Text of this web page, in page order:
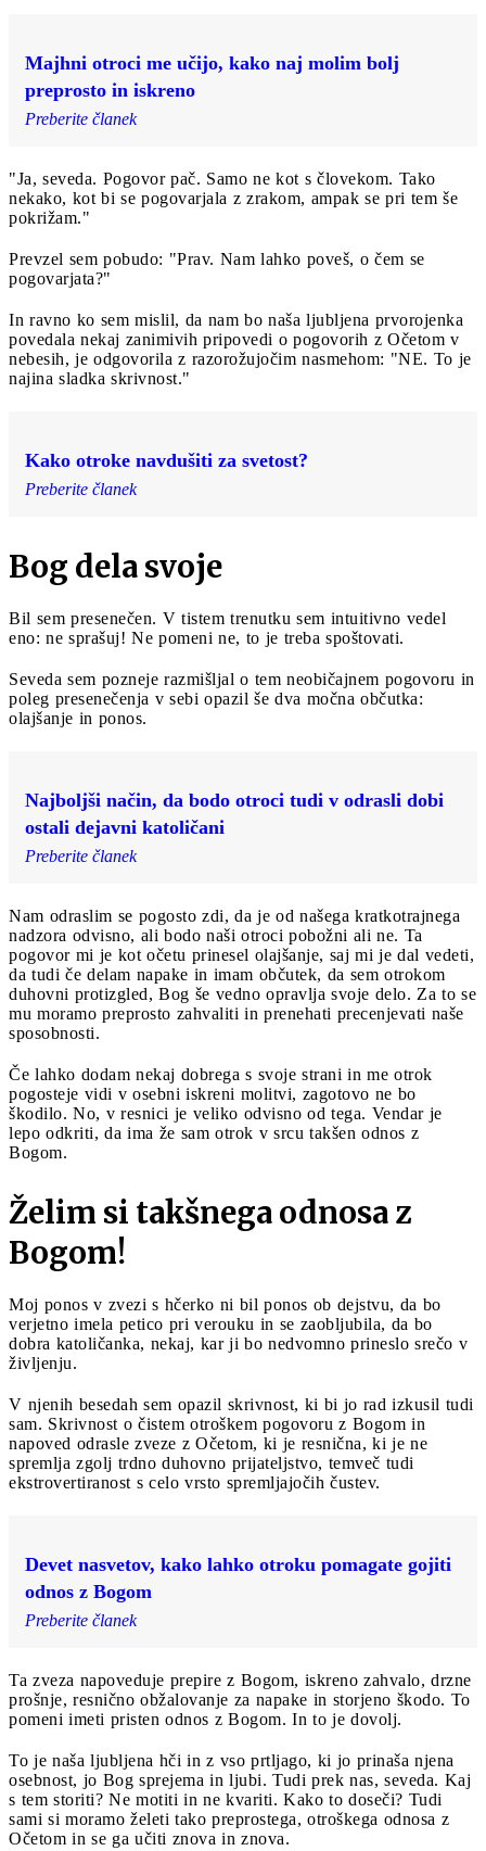
Majhni otroci me učijo, kako naj molim bolj
preprosto in iskreno
Preberite članek
"Ja, seveda. Pogovor pač. Samo ne kot s človekom. Tako
nekako, kot bi se pogovarjala z zrakom, ampak se pri tem še
pokrižam."
Prevzel sem pobudo: "Prav. Nam lahko poveš, o čem se
pogovarjata?"
In ravno ko sem mislil, da nam bo naša ljubljena prvorojenka
povedala nekaj zanimivih pripovedi o pogovorih z Očetom v
nebesih, je odgovorila z razorožujočim nasmehom: "NE. To je
najina sladka skrivnost."
Kako otroke navdušiti za svetost?
Preberite članek
Bog dela svoje
Bil sem presenečen. V tistem trenutku sem intuitivno vedel
eno: ne sprašuj! Ne pomeni ne, to je treba spoštovati.
Seveda sem pozneje razmišljal o tem neobičajnem pogovoru in
poleg presenečenja v sebi opazil še dva močna občutka:
olajšanje in ponos.
Najboljši način, da bodo otroci tudi v odrasli dobi
ostali dejavni katoličani
Preberite članek
Nam odraslim se pogosto zdi, da je od našega kratkotrajnega
nadzora odvisno, ali bodo naši otroci pobožni ali ne. Ta
pogovor mi je kot očetu prinesel olajšanje, saj mi je dal vedeti,
da tudi če delam napake in imam občutek, da sem otrokom
duhovni protizgled, Bog še vedno opravlja svoje delo. Za to se
mu moramo preprosto zahvaliti in prenehati precenjevati naše
sposobnosti.
Če lahko dodam nekaj dobrega s svoje strani in me otrok
pogosteje vidi v osebni iskreni molitvi, zagotovo ne bo
škodilo. No, v resnici je veliko odvisno od tega. Vendar je
lepo odkriti, da ima že sam otrok v srcu takšen odnos z
Bogom.
Želim si takšnega odnosa z
Bogom!
Moj ponos v zvezi s hčerko ni bil ponos ob dejstvu, da bo
verjetno imela petico pri verouku in se zaobljubila, da bo
dobra katoličanka, nekaj, kar ji bo nedvomno prineslo srečo v
življenju.
V njenih besedah sem opazil skrivnost, ki bi jo rad izkusil tudi
sam. Skrivnost o čistem otroškem pogovoru z Bogom in
napoved odrasle zveze z Očetom, ki je resnična, ki je ne
spremlja zgolj trdno duhovno prijateljstvo, temveč tudi
ekstrovertiranost s celo vrsto spremljajočih čustev.
Devet nasvetov, kako lahko otroku pomagate gojiti
odnos z Bogom
Preberite članek
Ta zveza napoveduje prepire z Bogom, iskreno zahvalo, drzne
prošnje, resnično obžalovanje za napake in storjeno škodo. To
pomeni imeti pristen odnos z Bogom. In to je dovolj.
To je naša ljubljena hči in z vso prtljago, ki jo prinaša njena
osebnost, jo Bog sprejema in ljubi. Tudi prek nas, seveda. Kaj
s tem storiti? Ne motiti in ne kvariti. Kako to doseči? Tudi
sami si moramo želeti tako preprostega, otroškega odnosa z
Očetom in se ga učiti znova in znova.